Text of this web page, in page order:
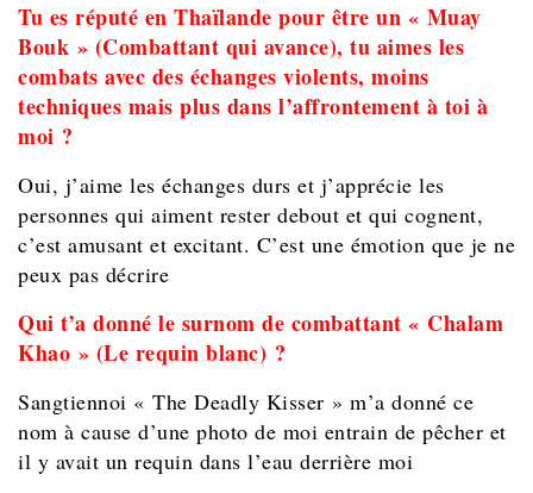
Tu es réputé en Thaïlande pour être un « Muay
Bouk » (Combattant qui avance), tu aimes les
combats avec des échanges violents, moins
techniques mais plus dans l’affrontement à toi à
moi ?
Oui, j’aime les échanges durs et j’apprécie les
personnes qui aiment rester debout et qui cognent,
c’est amusant et excitant. C’est une émotion que je ne
peux pas décrire
Qui t’a donné le surnom de combattant « Chalam
Khao » (Le requin blanc) ?
Sangtiennoi « The Deadly Kisser » m’a donné ce
nom à cause d’une photo de moi entrain de pêcher et
il y avait un requin dans l’eau derrière moi